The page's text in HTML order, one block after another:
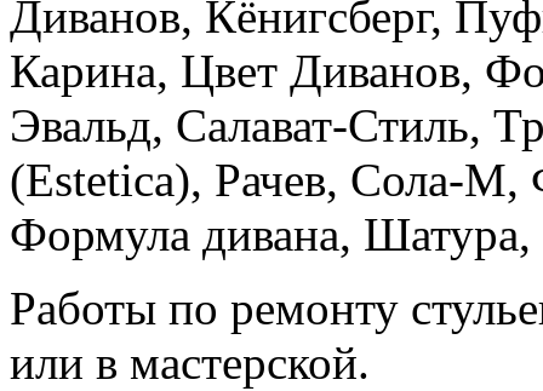
Диванов, Кёнигсберг,
Карина, Цвет Диванов,
Эвальд, Салават-Стиль,
(Estetica), Рачев, Сола-
Формула дивана,
Работы по ремонту
или в мастерской.